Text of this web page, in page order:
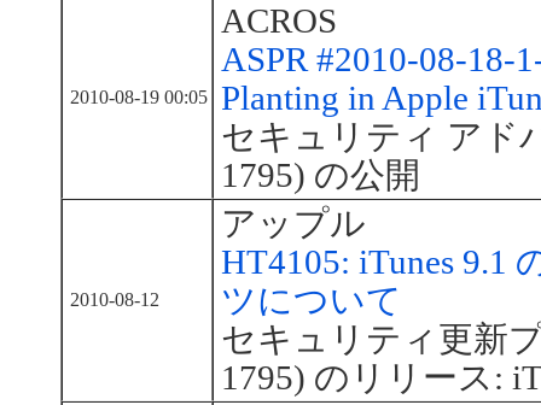
2010-08-19 00:05
ACROS
ASPR #2010-08-18-
Planting in Apple
セキュリティ アド
1795) の公開
2010-08-12
アップル
HT4105: iTunes 9.1
ツについて
セキュリティ更新
1795) のリリース: